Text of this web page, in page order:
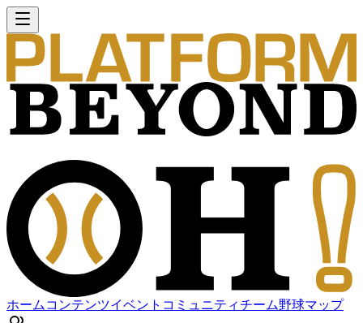
ホーム コンテンツイベント コミュニティチーム野球マップ